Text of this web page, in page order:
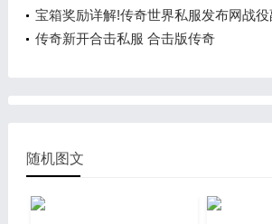
宝箱奖励详解!传奇世界私服发布网战
更多资源
传奇新开合击私服 合击版传奇
随机图文